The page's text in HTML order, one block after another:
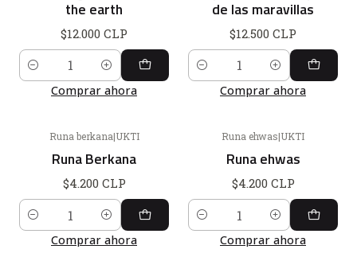
the earth
$12.000 CLP
Cantidad
Comprar ahora
de las maravillas
$12.500 CLP
Cantidad
Comprar ahora
Runa berkana|UKTI
Runa Berkana
$4.200 CLP
Cantidad
Comprar ahora
Runa ehwas|UKTI
Runa ehwas
$4.200 CLP
Cantidad
Comprar ahora